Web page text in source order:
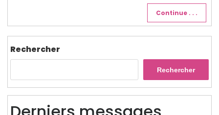
Continue . . .
Rechercher
Rechercher